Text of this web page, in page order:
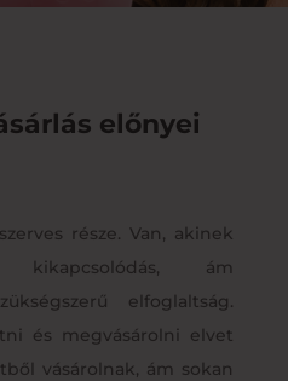
előnyei
része. Van, akinek
ám
elfoglaltság.
és megvásárolni elvet
vásárolnak, ám sokan